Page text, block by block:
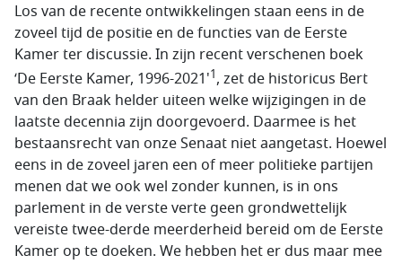
Los van de recente ontwikkelingen staan eens in de
zoveel tijd de positie en de functies van de Eerste
Kamer ter discussie. In zijn recent verschenen boek
‘De Eerste Kamer, 1996-2021'1, zet de historicus Bert
van den Braak helder uiteen welke wijzigingen in de
laatste decennia zijn doorgevoerd. Daarmee is het
bestaansrecht van onze Senaat niet aangetast. Hoewel
eens in de zoveel jaren een of meer politieke partijen
menen dat we ook wel zonder kunnen, is in ons
parlement in de verste verte geen grondwettelijk
vereiste twee-derde meerderheid bereid om de Eerste
Kamer op te doeken. We hebben het er dus maar mee